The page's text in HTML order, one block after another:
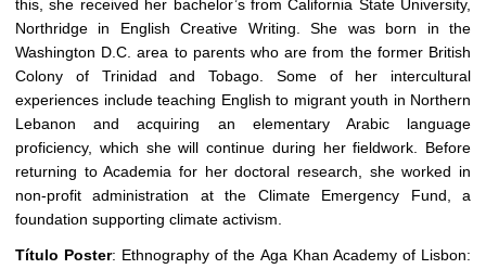
this, she received her bachelor’s from California State University,
Northridge in English Creative Writing. She was born in the
Washington D.C. area to parents who are from the former British
Colony of Trinidad and Tobago. Some of her intercultural
experiences include teaching English to migrant youth in Northern
Lebanon and acquiring an elementary Arabic language
proficiency, which she will continue during her fieldwork. Before
returning to Academia for her doctoral research, she worked in
non-profit administration at the Climate Emergency Fund, a
foundation supporting climate activism.
Título Poster: Ethnography of the Aga Khan Academy of Lisbon: